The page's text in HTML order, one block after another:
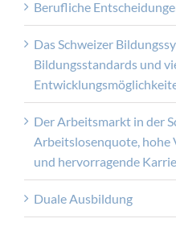
Berufliche
Das Schweizer
Bildungsstandards und
Der Arbeitsmarkt in der
Arbeitslosenquote, hohe
und hervorragende
Duale Ausbildung